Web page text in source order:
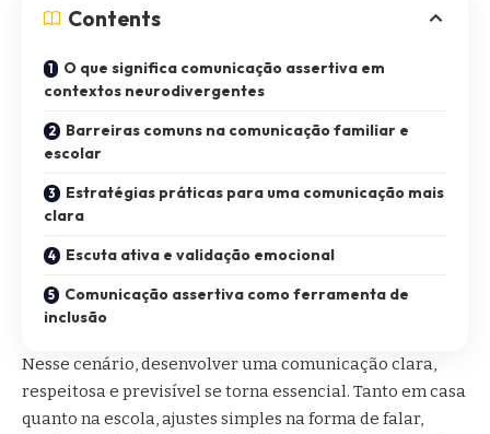
Contents
O que significa comunicação assertiva em
contextos neurodivergentes
Barreiras comuns na comunicação familiar e
escolar
Estratégias práticas para uma comunicação mais
clara
Escuta ativa e validação emocional
Comunicação assertiva como ferramenta de
inclusão
Nesse cenário, desenvolver uma comunicação clara,
respeitosa e previsível se torna essencial. Tanto em casa
quanto na escola, ajustes simples na forma de falar,